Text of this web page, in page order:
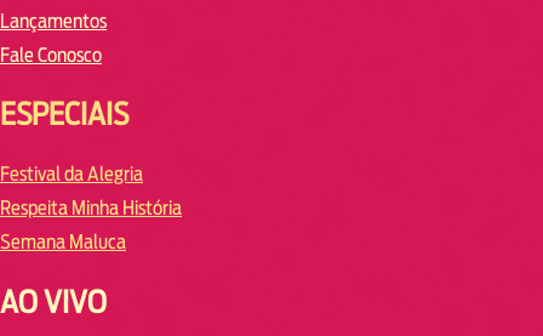
Lançamentos
Fale Conosco
ESPECIAIS
Festival da Alegria
Respeita Minha História
Semana Maluca
AO VIVO